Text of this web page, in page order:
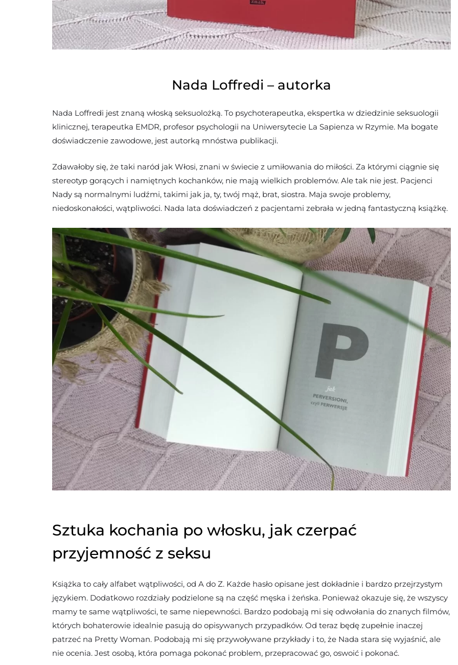
Nada Loffredi – autorka
Nada Loffredi jest znaną włoską seksuolożką. To psychoterapeutka, ekspertka w dziedzinie seksuologii
klinicznej, terapeutka EMDR, profesor psychologii na Uniwersytecie La Sapienza w Rzymie. Ma bogate
doświadczenie zawodowe, jest autorką mnóstwa publikacji.
Zdawałoby się, że taki naród jak Włosi, znani w świecie z umiłowania do miłości. Za którymi ciągnie się
stereotyp gorących i namiętnych kochanków, nie mają wielkich problemów. Ale tak nie jest. Pacjenci
Nady są normalnymi ludźmi, takimi jak ja, ty, twój mąż, brat, siostra. Maja swoje problemy,
niedoskonałości, wątpliwości. Nada lata doświadczeń z pacjentami zebrała w jedną fantastyczną książkę.
Sztuka kochania po włosku, jak czerpać
przyjemność z seksu
Książka to cały alfabet wątpliwości, od A do Z. Każde hasło opisane jest dokładnie i bardzo przejrzystym
językiem. Dodatkowo rozdziały podzielone są na część męska i żeńska. Ponieważ okazuje się, że wszyscy
mamy te same wątpliwości, te same niepewności. Bardzo podobają mi się odwołania do znanych filmów,
których bohaterowie idealnie pasują do opisywanych przypadków. Od teraz będę zupełnie inaczej
patrzeć na Pretty Woman. Podobają mi się przywoływane przykłady i to, że Nada stara się wyjaśnić, ale
nie ocenia. Jest osobą, która pomaga pokonać problem, przepracować go, oswoić i pokonać.